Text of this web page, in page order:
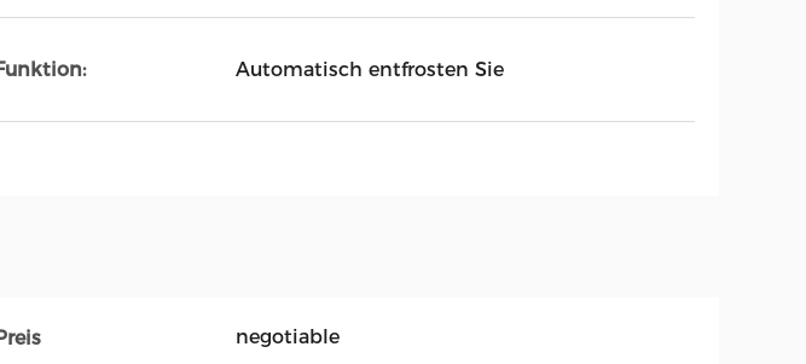
Automatisch entfrosten Sie
negotiable